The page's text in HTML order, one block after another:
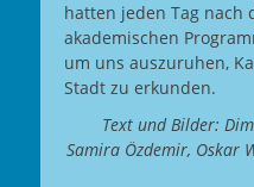
hatten jeden Tag nach
akademischen
um uns auszuruhen,
Stadt zu erkunden.
Text und Bilder:
Samira Özdemir, Oskar